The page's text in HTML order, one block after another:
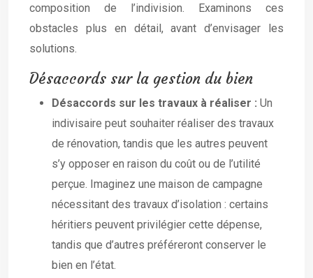
composition de l’indivision. Examinons ces
obstacles plus en détail, avant d’envisager les
solutions.
Désaccords sur la gestion du bien
Désaccords sur les travaux à réaliser : Un
indivisaire peut souhaiter réaliser des travaux
de rénovation, tandis que les autres peuvent
s’y opposer en raison du coût ou de l’utilité
perçue. Imaginez une maison de campagne
nécessitant des travaux d’isolation : certains
héritiers peuvent privilégier cette dépense,
tandis que d’autres préféreront conserver le
bien en l’état.